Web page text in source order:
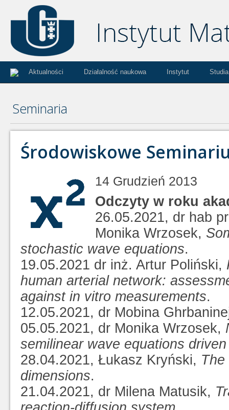
Aktualności Działalność naukowa Instytut Studia
Seminaria
Środowiskowe
14 Grudzień 2013
Odczyty w roku
26.05.2021, dr hab
Monika Wrzosek,
stochastic wave equations.
19.05.2021 dr inż. Artur Poliński,
human arterial network:
against in vitro measurements.
12.05.2021, dr Mobina
05.05.2021, dr Monika Wrzosek,
semilinear wave equations
28.04.2021, Łukasz Kryński,
dimensions.
21.04.2021, dr Milena Matusik,